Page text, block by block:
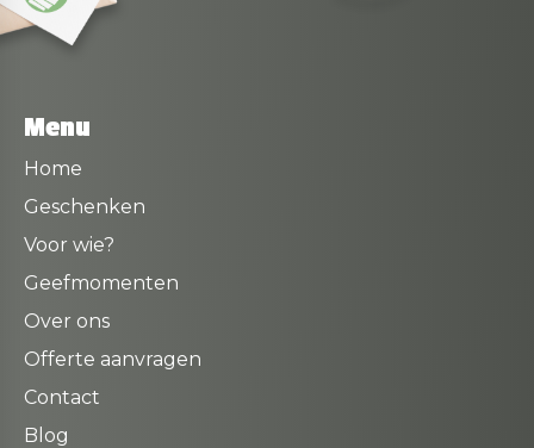
Menu
Home
Geschenken
Voor wie?
Geefmomenten
Over ons
Offerte aanvragen
Contact
Blog